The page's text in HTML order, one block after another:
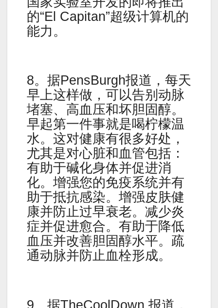
的“El Capitan”超级计算机的
能力。
8。据PensBurgh报道，每天
早上这样做，可以告别动脉
堵塞、高血压和坏胆固醇。
早起第一件事就是喝柠檬温
水。这对健康有很多好处，
尤其是对心脏和血管包括：
有助于碱化身体并促进消
化。增强您的免疫系统并有
助于抵抗感染。增强皮肤健
康并防止过早衰老。减少炎
症并促进愈合。有助于降低
血压并改善胆固醇水平。疏
通动脉并防止血栓形成。
9。据TheCoolDown 报道，